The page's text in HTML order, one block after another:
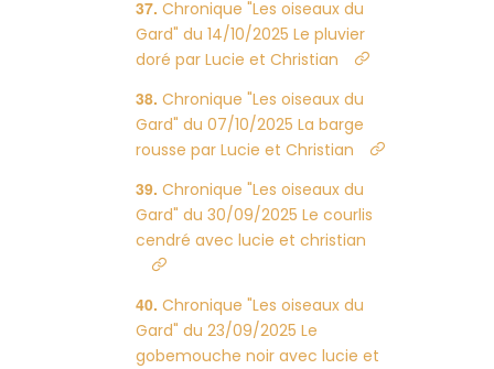
Chronique "Les oiseaux du
Gard" du 14/10/2025 Le pluvier
doré par Lucie et Christian
Chronique "Les oiseaux du
Gard" du 07/10/2025 La barge
rousse par Lucie et Christian
Chronique "Les oiseaux du
Gard" du 30/09/2025 Le courlis
cendré avec lucie et christian
Chronique "Les oiseaux du
Gard" du 23/09/2025 Le
gobemouche noir avec lucie et